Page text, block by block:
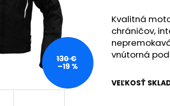
hviezdičiek.
Kvalitná
chráničov,
vnútorná
VEĽKOSŤ
130 €
–19 %